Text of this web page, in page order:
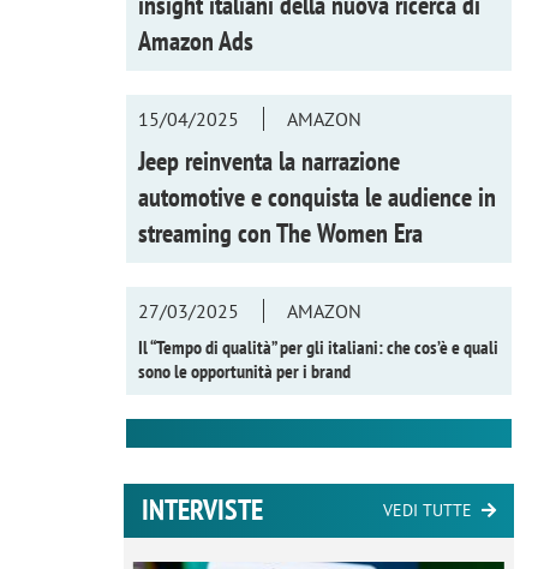
Amazon Ads
15/04/2025 AMAZON
Jeep reinventa la narrazione
automotive e conquista le audience in
streaming conThe Women Era
27/03/2025
AMAZON
Il “Tempo di qualità” per gli italiani: che cos’è e quali
sono le opportunità per i brand
INTERVISTE VEDI TUTTE